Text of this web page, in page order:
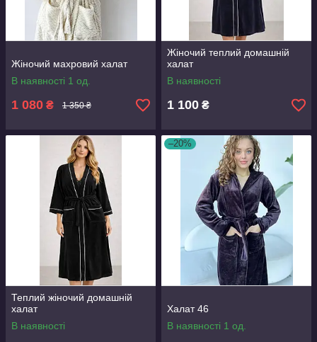
Жіночий махровий халат
В наявності 1 од.
1 080 ₴ 1 350 ₴
Жіночий теплий домашній
халат
В наявності
1 100 ₴
Теплий жіночий домашній
халат
В наявності
–20%
Халат 46
В наявності 1 од.